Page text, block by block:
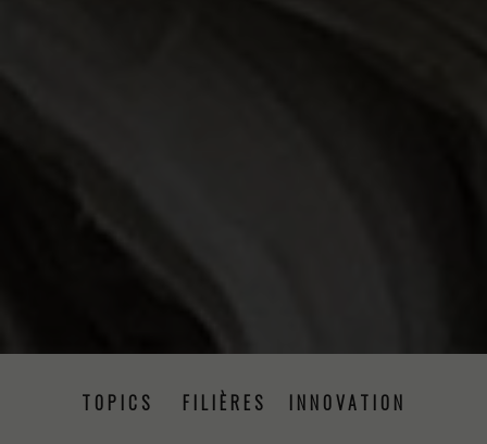
TOPICS FILIÈRES INNOVATION